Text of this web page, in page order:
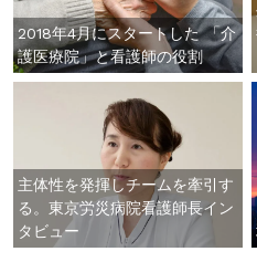
2018年4月にスタートした 「介
護医療院」と看護師の役割
主体性を発揮しチームを牽引す
る。東京労災病院看護師長イン
タビュー